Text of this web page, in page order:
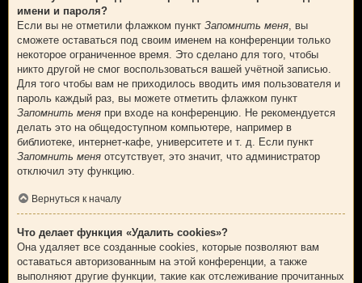
имени и пароля?
Если вы не отметили флажком пункт Запомнить меня , вы
сможете оставаться под своим именем на конференции только
некоторое ограниченное время. Это сделано для того, чтобы
никто другой не смог воспользоваться вашей учётной записью.
Для того чтобы вам не приходилось вводить имя пользователя и
пароль каждый раз, вы можете отметить флажком пункт
Запомнить меня при входе на конференцию. Не рекомендуется
делать это на общедоступном компьютере, например в
библиотеке, интернет-кафе, университете и т. д. Если пункт
Запомнить меня отсутствует, это значит, что администратор
отключил эту функцию.
Вернуться к началу
Что делает функция «Удалить cookies»?
Она удаляет все созданные cookies, которые позволяют вам
оставаться авторизованным на этой конференции, а также
выполняют другие функции, такие как отслеживание прочитанных